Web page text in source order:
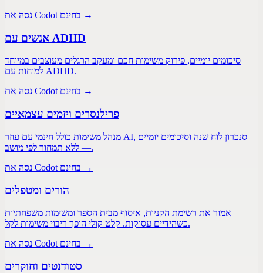
נסה את Codot בחינם →
אנשים עם ADHD
סיכומים יומיים, פירוק משימות חכם ומעקב הרגלים מעוצבים במיוחד
למוחות עם ADHD.
נסה את Codot בחינם →
פרילנסרים ויזמים עצמאיים
מנהל משימות כולל חינמי עם עוזר AI, סנכרון לוח שנה וסיכומים יומיים
— ללא תמחור לפי מושב.
נסה את Codot בחינם →
הורים ומטפלים
אמור את רשימת הקניות, איסוף מבית הספר ומשימות משפחתיות
כשהידיים עסוקות. קלט קולי הופך ריבוי משימות לקל.
נסה את Codot בחינם →
סטודנטים וחוקרים